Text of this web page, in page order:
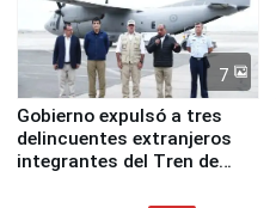
7
Gobierno expulsó a tres
delincuentes extranjeros
integrantes del Tren de